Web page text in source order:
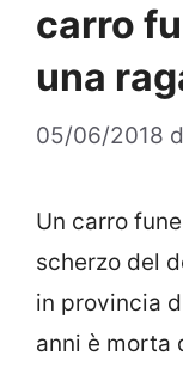
carro
una
05/06/2018
Un carro
scherzo del
in provincia
anni è morta